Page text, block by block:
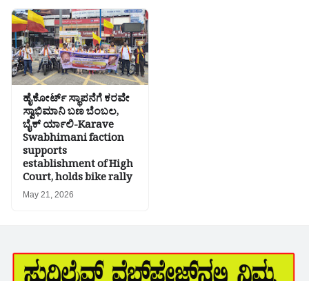
ಹೈಕೋರ್ಟ್ ಸ್ಥಾಪನೆಗೆ ಕರವೇ
ಸ್ವಾಭಿಮಾನಿ ಬಣ ಬೆಂಬಲ,
ಬೈಕ್ ರ್ಯಾಲಿ-Karave
Swabhimani faction
supports
establishment of High
Court, holds bike rally
May 21, 2026